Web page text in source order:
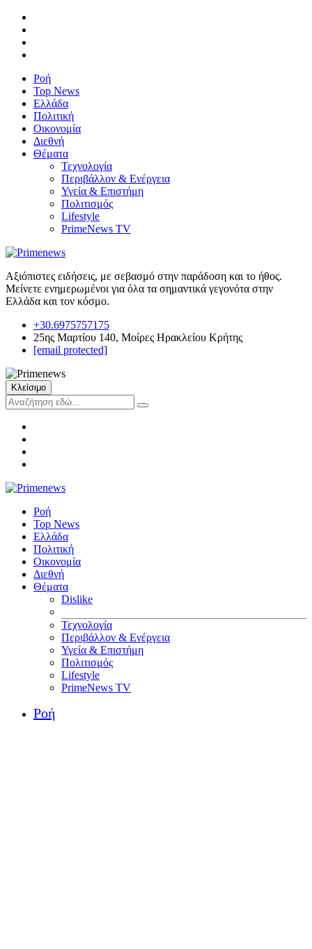
Ροή
Top News
Ελλάδα
Πολιτική
Οικονομία
Διεθνή
Θέματα
Τεχνολογία
Περιβάλλον & Ενέργεια
Υγεία & Επιστήμη
Πολιτισμός
Lifestyle
PrimeNews TV
Αξιόπιστες ειδήσεις, με σεβασμό στην παράδοση και το ήθος.
Μείνετε ενημερωμένοι για όλα τα σημαντικά γεγονότα στην
Ελλάδα και τον κόσμο.
+30.6975757175
25ης Μαρτίου 140, Μοίρες Ηρακλείου Κρήτης
[email protected]
Κλείσιμο
Ροή
Top News
Ελλάδα
Πολιτική
Οικονομία
Διεθνή
Θέματα
Dislike
Τεχνολογία
Περιβάλλον & Ενέργεια
Υγεία & Επιστήμη
Πολιτισμός
Lifestyle
PrimeNews TV
Ροή